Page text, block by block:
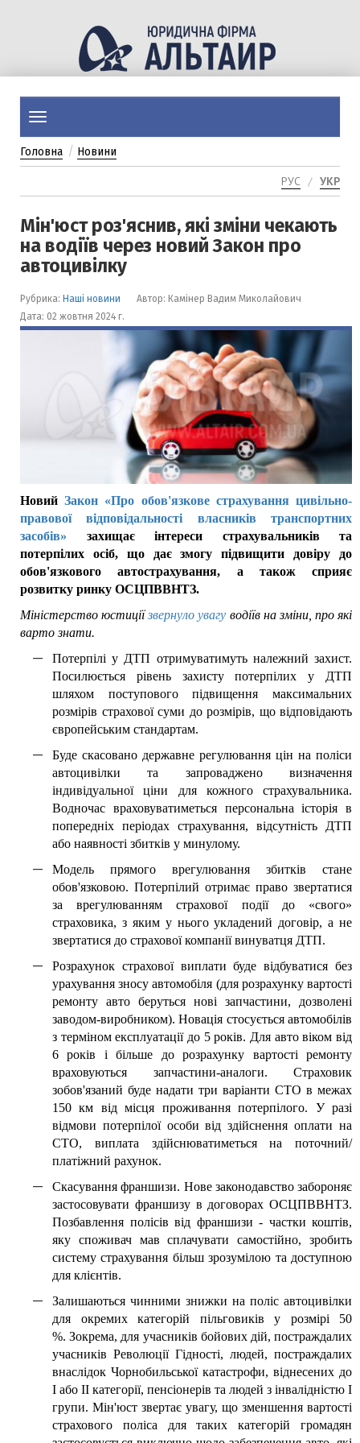
Toggle
navigation
Головна
Новини
РУС УКР
Мін'юст роз'яснив, які зміни чекають
на водіїв через новий Закон про
автоцивілку
Рубрика: Наші новини
Автор: Камінер Вадим Миколайович
Дата: 02 жовтня 2024 г.
НовийЗакон «Про обов'язкове страхування цивільно-
правової відповідальності власників транспортних
засобів» захищає інтереси страхувальників та
потерпілих осіб, що дає змогу підвищити довіру до
обов'язкового автострахування, а також сприяє
розвитку ринку ОСЦПВВНТЗ.
Міністерство юстиціїзвернуло увагу водіїв на зміни, про які
варто знати.
Потерпілі у ДТП отримуватимуть належний захист.
Посилюється рівень захисту потерпілих у ДТП
шляхом поступового підвищення максимальних
розмірів страхової суми до розмірів, що відповідають
європейським стандартам.
Буде скасовано державне регулювання цін на поліси
автоцивілки та запроваджено визначення
індивідуальної ціни для кожного страхувальника.
Водночас враховуватиметься персональна історія в
попередніх періодах страхування, відсутність ДТП
або наявності збитків у минулому.
Модель прямого врегулювання збитків стане
обов'язковою. Потерпілий отримає право звертатися
за врегулюванням страхової події до «свого»
страховика, з яким у нього укладений договір, а не
звертатися до страхової компанії винуватця ДТП.
Розрахунок страхової виплати буде відбуватися без
урахування зносу автомобіля (для розрахунку вартості
ремонту авто беруться нові запчастини, дозволені
заводом-виробником). Новація стосується автомобілів
з терміном експлуатації до 5 років. Для авто віком від
6 років і більше до розрахунку вартості ремонту
враховуються запчастини-аналоги. Страховик
зобов'язаний буде надати три варіанти СТО в межах
150 км від місця проживання потерпілого. У разі
відмови потерпілої особи від здійснення оплати на
СТО, виплата здійснюватиметься на поточний/
платіжний рахунок.
Скасування франшизи. Нове законодавство забороняє
застосовувати франшизу в договорах ОСЦПВВНТЗ.
Позбавлення полісів від франшизи - частки коштів,
яку споживач мав сплачувати самостійно, зробить
систему страхування більш зрозумілою та доступною
для клієнтів.
Залишаються чинними знижки на поліс автоцивілки
для окремих категорій пільговиків у розмірі 50
%. Зокрема, для учасників бойових дій, постраждалих
учасників Революції Гідності, людей, постраждалих
внаслідок Чорнобильської катастрофи, віднесених до
I або II категорії, пенсіонерів та людей з інвалідністю І
групи. Мін'юст звертає увагу, що зменшення вартості
страхового поліса для таких категорій громадян